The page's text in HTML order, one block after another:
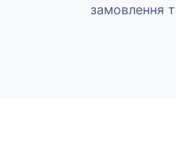
замовлення